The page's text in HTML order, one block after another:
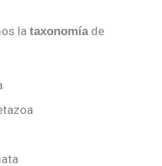
la taxonomíade